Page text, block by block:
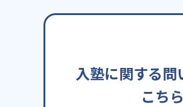
入塾に関する問
こちら